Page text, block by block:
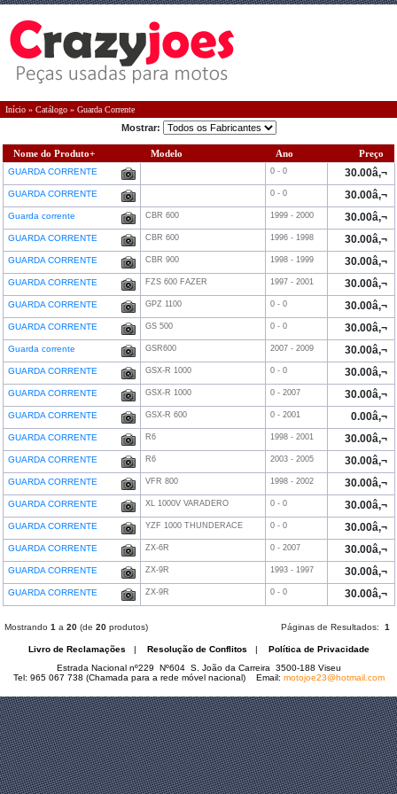
Início » Catálogo » Guarda Corrente
Mostrar:
Nome do Produto+ Modelo Ano Preço
GUARDA CORRENTE 0 - 0 30.00â‚¬
GUARDA CORRENTE 0 - 0 30.00â‚¬
Guarda corrente CBR 600 1999 - 2000 30.00â‚¬
GUARDA CORRENTE CBR 600 1996 - 1998 30.00â‚¬
GUARDA CORRENTE CBR 900 1998 - 1999 30.00â‚¬
GUARDA CORRENTE FZS 600 FAZER 1997 - 2001 30.00â‚¬
GUARDA CORRENTE GPZ 1100 0 - 0 30.00â‚¬
GUARDA CORRENTE GS 500 0 - 0 30.00â‚¬
Guarda corrente GSR600 2007 - 2009 30.00â‚¬
GUARDA CORRENTE GSX-R 1000 0 - 0 30.00â‚¬
GUARDA CORRENTE GSX-R 1000 0 - 2007 30.00â‚¬
GUARDA CORRENTE GSX-R 600 0 - 2001 0.00â‚¬
GUARDA CORRENTE R6 1998 - 2001 30.00â‚¬
GUARDA CORRENTE R6 2003 - 2005 30.00â‚¬
GUARDA CORRENTE VFR 800 1998 - 2002 30.00â‚¬
GUARDA CORRENTE XL 1000V VARADERO 0 - 0 30.00â‚¬
GUARDA CORRENTE YZF 1000 THUNDERACE 0 - 0 30.00â‚¬
GUARDA CORRENTE ZX-6R 0 - 2007 30.00â‚¬
GUARDA CORRENTE ZX-9R 1993 - 1997 30.00â‚¬
GUARDA CORRENTE ZX-9R 0 - 0 30.00â‚¬
Mostrando 1 a 20 (de 20 produtos) Páginas de Resultados: 1
Livro de Reclamações | Resolução de Conflitos | Política de Privacidade
Estrada Nacional nº229 Nº604 S. João da Carreira 3500-188 Viseu
Tel: 965 067 738 (Chamada para a rede móvel nacional) Email: motojoe23@hotmail.com